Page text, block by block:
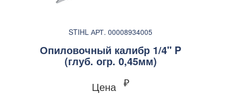
STIHL АРТ. 00008934005
Опиловочный калибр 1/4" P
(глуб. огр. 0,45мм)
Цена ₽